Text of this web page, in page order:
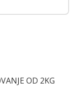
OD 2KG